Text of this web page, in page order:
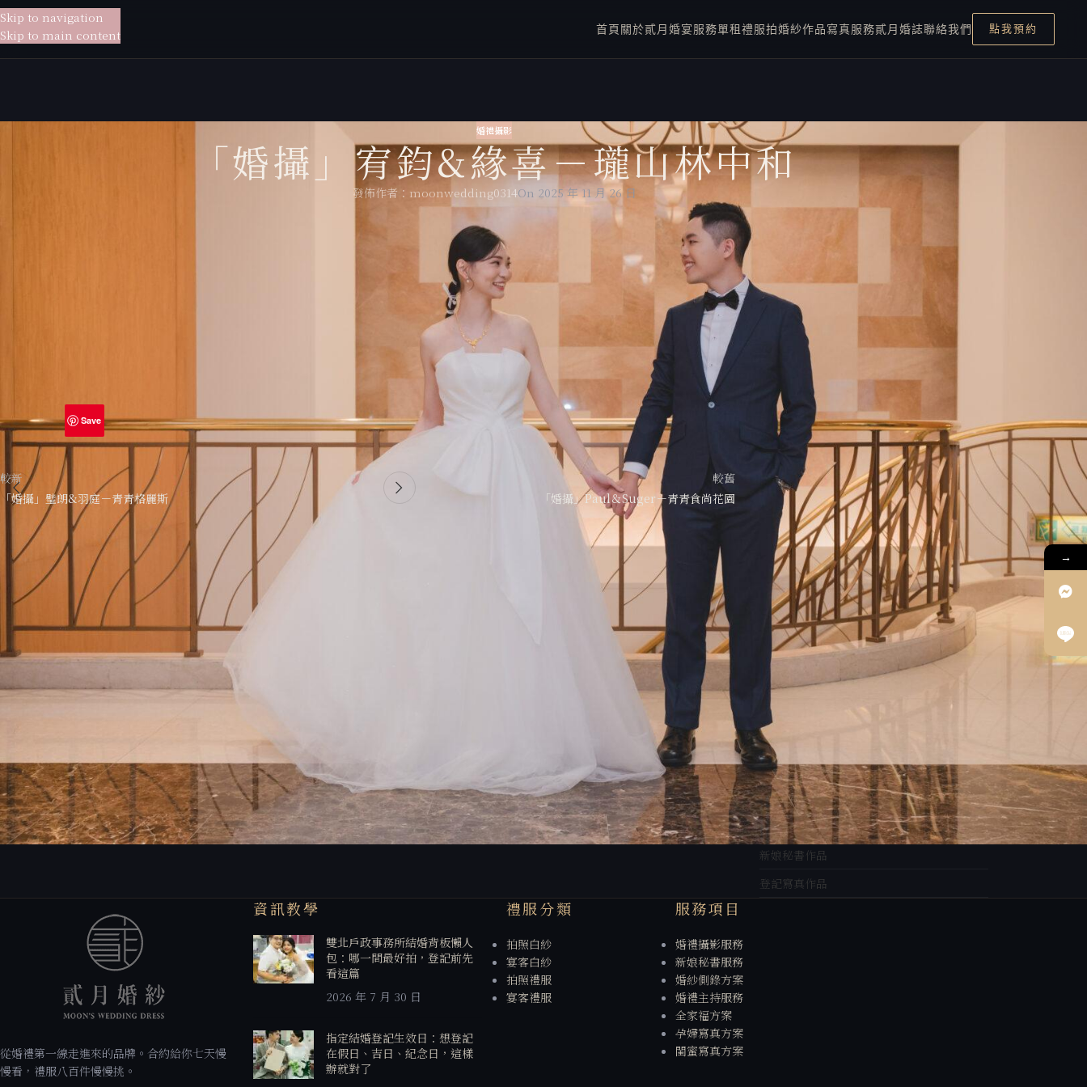
貳月婚紗 首頁 關於貳月 婚宴服務單租禮服拍婚紗作品寫真服務貳月婚誌聯絡我們 點我預約
Skip to navigation
Skip to main content
婚禮攝影
「婚攝」宥鈞&緣喜－瓏山林中和
發佈作者： moonwedding0314On 2025 年 11 月 26 日
貳月婚紗給你一站式的服務，
從婚紗拍攝到宴客現場，為你量身訂製專屬於你的婚紗包套，
貳月婚紗擁有專業的新秘老師、婚禮攝影師，放心交給貳月婚紗讓你一站搞定所有婚禮大小事。
Make up：新秘HAHA
Save
較新
「婚攝」璧朗&羽庭－青青格麗斯
較舊
「婚攝」Paul＆Suger－青青食尚花園
最新文章
「貳月婚攝」軍毅＆云心 – 徐
2022 年 4 月 21 日
2026 年 7 月 30 日
指定結婚登記生效日：想登記
在假日、吉日、紀念日，這樣
辦就對了
2026 年 7 月 30 日
婚禮倒數 12 個月籌備時間軸：
每個月該做什麼，一次列給你
2026 年 7 月 30 日
婚誌分類
資訊教學
企劃分享
婚禮攝影作品
婚紗攝影作品
婚紗側錄作品
新娘秘書作品
登記寫真作品
從婚禮第一線走進來的品牌。合約給你七天慢
慢看，禮服八百件慢慢挑。
資訊教學
雙北戶政事務所結婚背板懶人
包：哪一間最好拍，登記前先
看這篇
2026 年 7 月 30 日
指定結婚登記生效日：想登記
在假日、吉日、紀念日，這樣
辦就對了
禮服分類
拍照白紗
宴客白紗
拍照禮服
宴客禮服
服務項目
婚禮攝影服務
新娘秘書服務
婚紗側錄方案
婚禮主持服務
全家福方案
孕婦寫真方案
閨蜜寫真方案
→